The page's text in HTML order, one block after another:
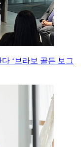
‘브라보 골든 보그